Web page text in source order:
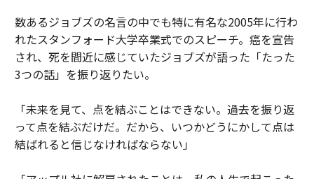
数あるジョブズの名言の中でも特に有名な2005年に行わ
れたスタンフォード大学卒業式でのスピーチ。癌を宣告
され、死を間近に感じていたジョブズが語った「たった
3つの話」を振り返りたい。
「未来を見て、点を結ぶことはできない。過去を振り返
って点を結ぶだけだ。だから、いつかどうにかして点は
結ばれると信じなければならない」